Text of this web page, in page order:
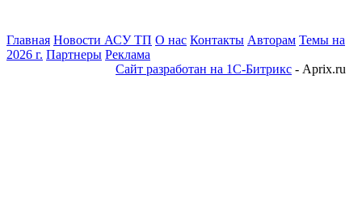
Главная Новости АСУ ТП О нас Контакты Авторам Темы на
2026 г. Партнеры Реклама
Сайт разработан на 1С-Битрикс - Aprix.ru